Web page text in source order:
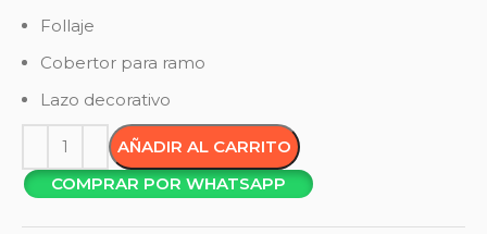
Follaje
Cobertor para ramo
Lazo decorativo
AÑADIR AL CARRITO
COMPRAR POR WHATSAPP